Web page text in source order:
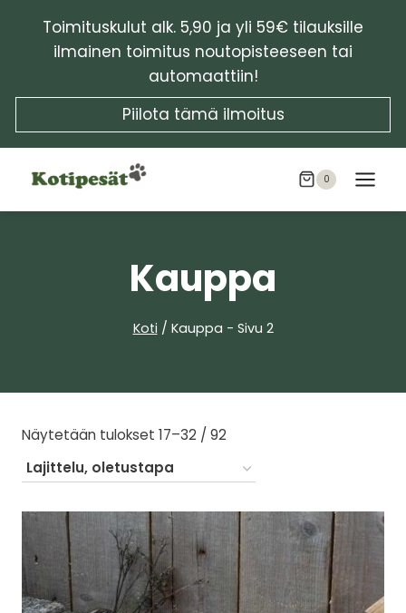
sisältöönToimituskulut alk. 5,90 ja yli 59€ tilauksille
ilmainen toimitus noutopisteeseen tai
automaattiin!
Piilota tämä ilmoitus
0
Kauppa
Koti / Kauppa - Sivu 2
Näytetään tulokset 17–32 / 92